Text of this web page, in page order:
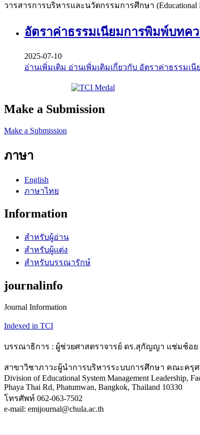
วารสารการบริหารและนวัตกรรมการศึกษา
อัตราค่าธรรมเนียมการพิมพ์บทค
2025-07-10
อ่านเพิ่มเติม อ่านเพิ่มเติมเกี่ยวกับ อัตราค่าธรรม
Make a Submission
Make a Submission
ภาษา
English
ภาษาไทย
Information
สำหรับผู้อ่าน
สำหรับผู้แต่ง
สำหรับบรรณารักษ์
journalinfo
Journal Information
Indexed in TCI
บรรณาธิการ : ผู้ช่วยศาสตราจารย์ ดร.สุกัญญา แช่มช้อย
สาขาวิชาภาวะผู้นำการบริหารระบบการศึกษา คณะครุ
Division of Educational System Management Leadership,
Phaya Thai Rd, Phatumwan, Bangkok, Thailand 10330
โทรศัพท์ 062-063-7502
e-mail: emijournal@chula.ac.th